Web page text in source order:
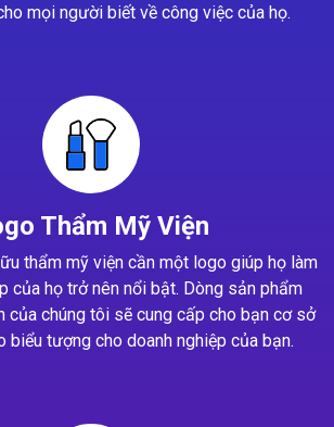
mọi người biết về công việc của họ.
Thẩm Mỹ Viện
thẩm mỹ viện cần một logo giúp họ làm
của họ trở nên nổi bật. Dòng sản phẩm
của chúng tôi sẽ cung cấp cho bạn cơ sở
biểu tượng cho doanh nghiệp của bạn.